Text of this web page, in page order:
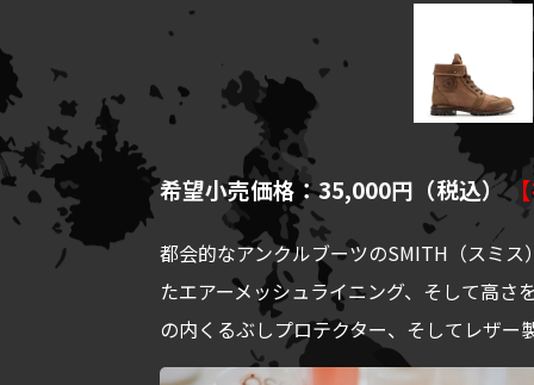
希望小売価格：35,000円（税込）
都会的なアンクルブーツのSMITH（スミ
たエアーメッシュライニング、そして高
の内くるぶしプロテクター、そしてレザ